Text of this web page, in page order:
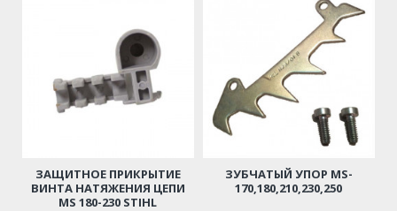
ЗАЩИТНОЕ ПРИКРЫТИЕ
ВИНТА НАТЯЖЕНИЯ ЦЕПИ
MS 180-230 STIHL
ЗУБЧАТЫЙ УПОР MS-
170,180,210,230,250